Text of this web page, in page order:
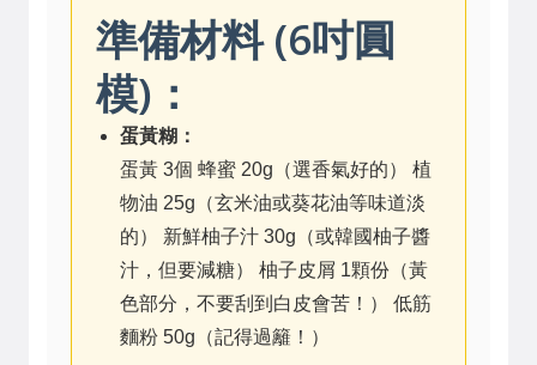
準備材料 (6吋圓
模)：
蛋黃糊：
蛋黃 3個 蜂蜜 20g（選香氣好的）
植
物油 25g（玄米油或葵花油等味道淡
的）
新鮮柚子汁 30g（或韓國柚子醬
汁，但要減糖）
柚子皮屑 1顆份（黃
色部分，不要刮到白皮會苦！）
低筋
麵粉 50g（記得過籬！）